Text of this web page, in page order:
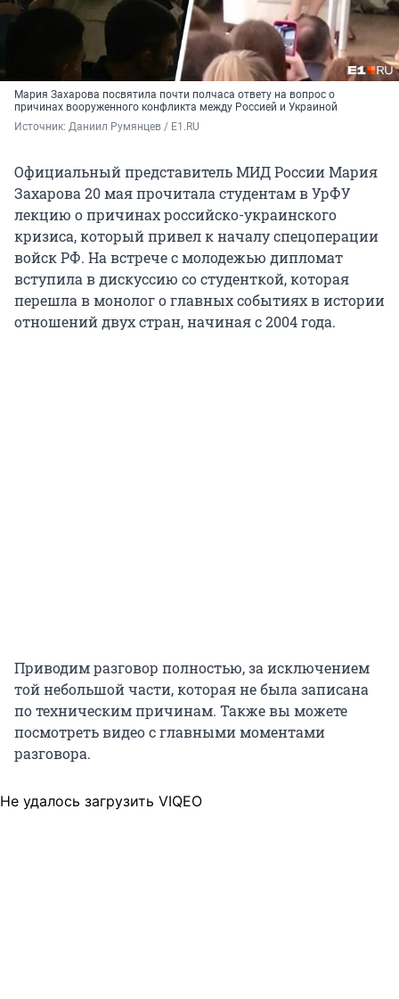
Мария Захарова посвятила почти полчаса ответу на вопрос о
причинах вооруженного конфликта между Россией и Украиной
Источник: Даниил Румянцев / E1.RU
Официальный представитель МИД России Мария
Захарова 20 мая прочитала студентам в УрФУ
лекцию о причинах российско-украинского
кризиса, который привел к началу спецоперации
войск РФ. На встрече с молодежью дипломат
вступила в дискуссию со студенткой, которая
перешла в монолог о главных событиях в истории
отношений двух стран, начиная с 2004 года.
Приводим разговор полностью, за исключением
той небольшой части, которая не была записана
по техническим причинам. Также вы можете
посмотреть видео с главными моментами
разговора.
Не удалось загрузить VIQEO